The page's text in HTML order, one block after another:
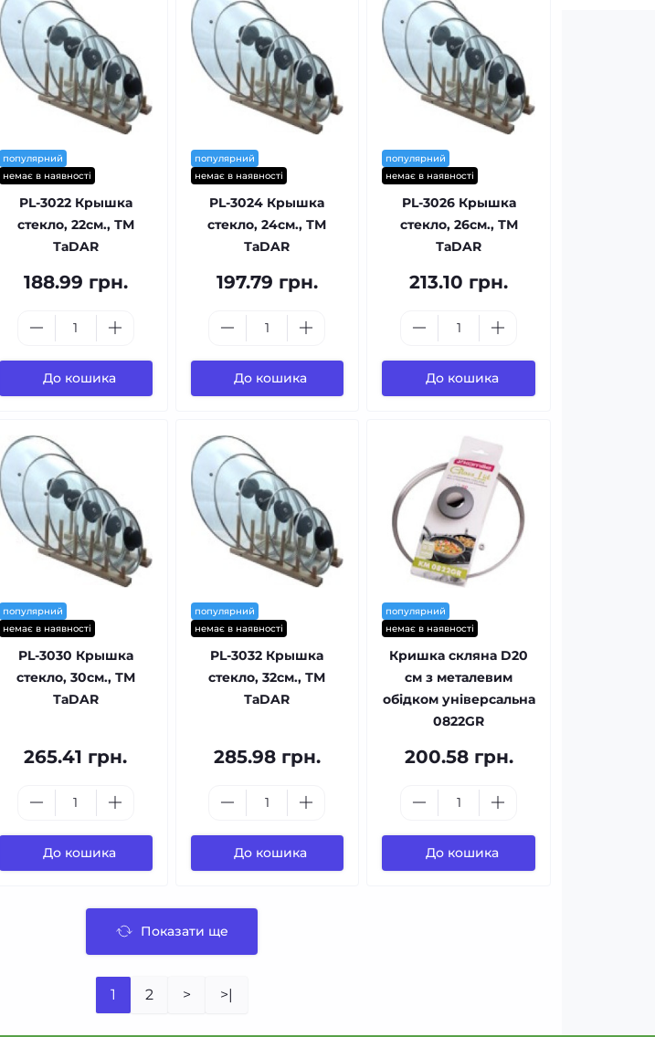
популярний
немає в наявності
PL-3022 Крышка
стекло, 22см., ТМ
ТаDAR
188.99 грн.
До кошика
популярний
немає в наявності
PL-3024 Крышка
стекло, 24см., ТМ
ТаDAR
197.79 грн.
До кошика
популярний
немає в наявності
PL-3026 Крышка
стекло, 26см., ТМ
ТаDAR
213.10 грн.
До кошика
популярний
немає в наявності
PL-3030 Крышка
стекло, 30см., ТМ
ТаDAR
265.41 грн.
До кошика
популярний
немає в наявності
PL-3032 Крышка
стекло, 32см., ТМ
ТаDAR
285.98 грн.
До кошика
популярний
немає в наявності
Кришка скляна D20
см з металевим
обідком універсальна
0822GR
200.58 грн.
До кошика
Показати ще
1 2 > >|